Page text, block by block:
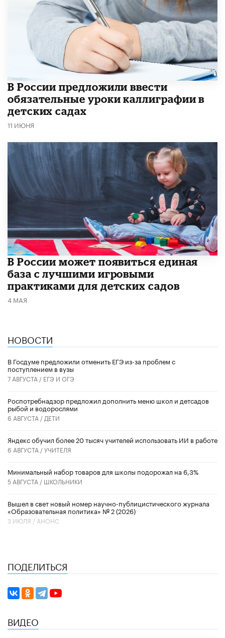
В России предложили ввести
обязательные уроки каллиграфии в
детских садах
11 ИЮНЯ
В России может появиться единая
база с лучшими игровыми
практиками для детских садов
4 МАЯ
НОВОСТИ
В Госдуме предложили отменить ЕГЭ из-за проблем с
поступлением в вузы
7 АВГУСТА / ЕГЭ И ОГЭ
Роспотребнадзор предложил дополнить меню школ и детсадов
рыбой и водорослями
6 АВГУСТА / ДЕТИ
​Яндекс обучил более 20 тысяч учителей использовать ИИ в работе
6 АВГУСТА /УЧИТЕЛЯ
Минимальный набор товаров для школы подорожал на 6,3%
5 АВГУСТА / ШКОЛЬНИКИ
Вышел в свет новый номер научно-публицистического журнала
«Образовательная политика» № 2 (2026)
3 ИЮЛЯ / АНОНС
ПОДЕЛИТЬСЯ
ВИДЕО